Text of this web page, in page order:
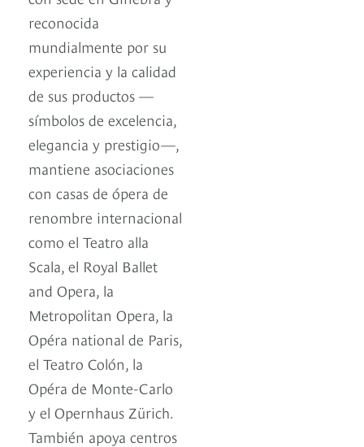
reconocida
mundialmente por su
experiencia y la calidad
de sus productos —
símbolos de excelencia,
elegancia y prestigio—,
mantiene asociaciones
con casas de ópera de
renombre internacional
como el Teatro alla
Scala, el Royal Ballet
and Opera, la
Metropolitan Opera, la
Opéra national de Paris,
el Teatro Colón, la
Opéra de Monte-Carlo
y el Opernhaus Zürich.
También apoya centros